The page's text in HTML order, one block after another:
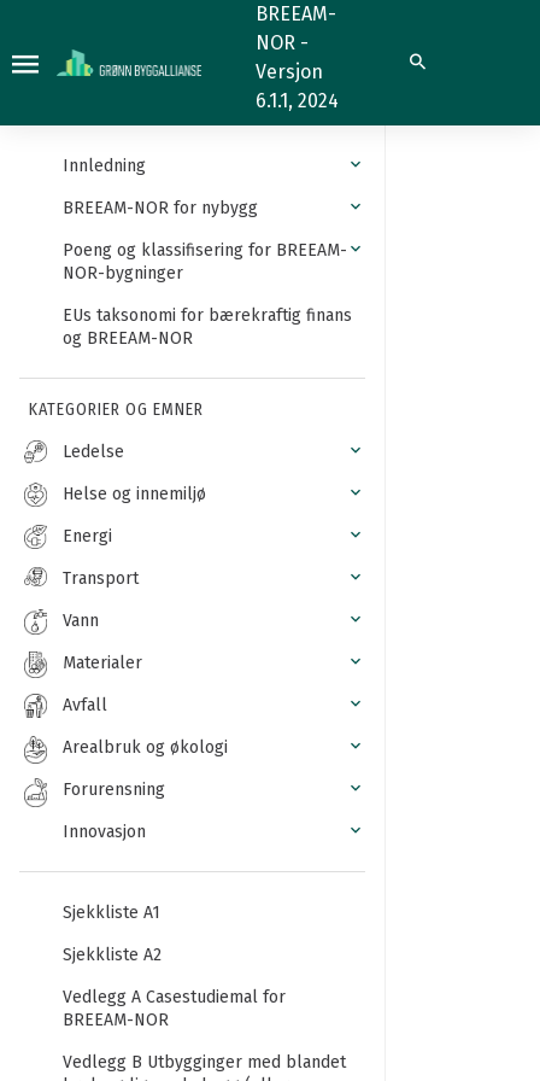
område
BREEAM-
NOR -
Versjon
6.1.1, 2024
Søk
Innledning
BREEAM-NOR for nybygg
Poeng og klassifisering for BREEAM-
NOR-bygninger
EUs taksonomi for bærekraftig finans
og BREEAM-NOR
KATEGORIER OG EMNER
Ledelse
Helse og innemiljø
Energi
Transport
Vann
Materialer
Avfall
Arealbruk og økologi
Forurensning
Innovasjon
Sjekkliste A1
Sjekkliste A2
Vedlegg A Casestudiemal for
BREEAM-NOR
Vedlegg B Utbygginger med blandet